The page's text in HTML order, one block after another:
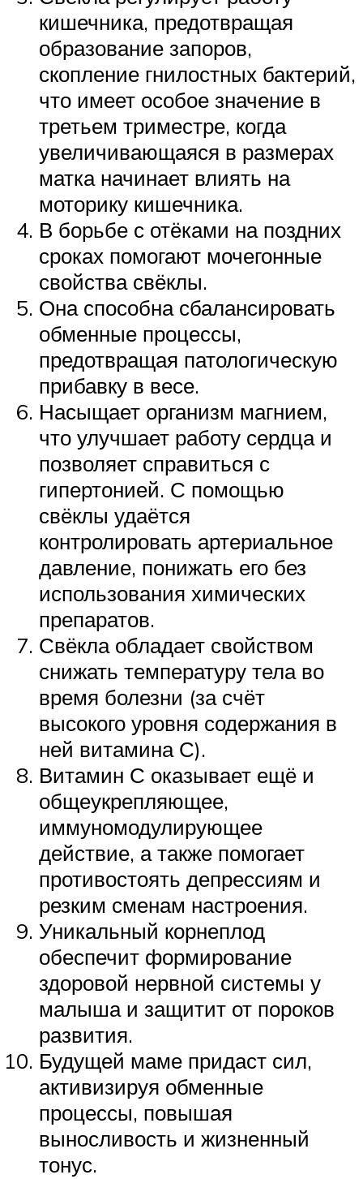
кишечника, предотвращая
образование запоров,
скопление гнилостных бактерий,
что имеет особое значение в
третьем триместре, когда
увеличивающаяся в размерах
матка начинает влиять на
моторику кишечника.
В борьбе с отёками на поздних
сроках помогают мочегонные
свойства свёклы.
Она способна сбалансировать
обменные процессы,
предотвращая патологическую
прибавку в весе.
Насыщает организм магнием,
что улучшает работу сердца и
позволяет справиться с
гипертонией. С помощью
свёклы удаётся
контролировать артериальное
давление, понижать его без
использования химических
препаратов.
Свёкла обладает свойством
снижать температуру тела во
время болезни (за счёт
высокого уровня содержания в
ней витамина С).
Витамин С оказывает ещё и
общеукрепляющее,
иммуномодулирующее
действие, а также помогает
противостоять депрессиям и
резким сменам настроения.
Уникальный корнеплод
обеспечит формирование
здоровой нервной системы у
малыша и защитит от пороков
развития.
Будущей маме придаст сил,
активизируя обменные
процессы, повышая
выносливость и жизненный
тонус.